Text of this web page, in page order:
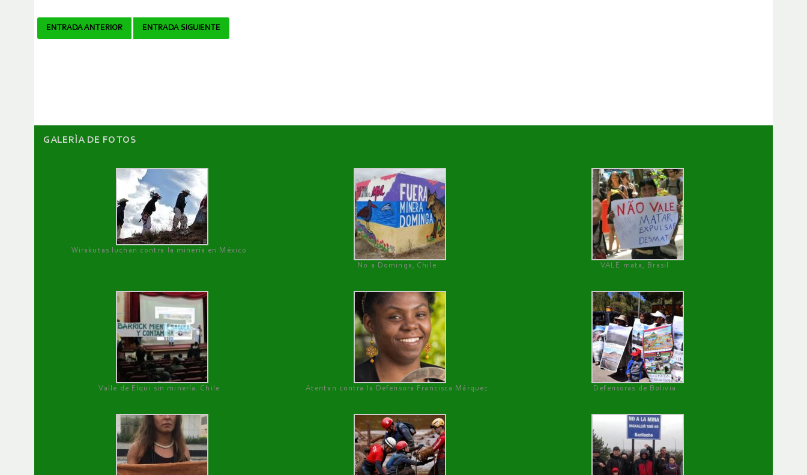
Navegador
ENTRADA ANTERIOR ENTRADA SIGUIENTE
GALERÌA DE FOTOS
Wirakutas luchan contra la minería en México
No a Dominga, Chile
VALE mata, Brasil
Valle de Elqui sin minería. Chile Atentan contra la Defensora Francisca Márquez Defensoras de Bolivia